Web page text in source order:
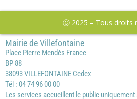
Ⓒ 2025 – Tous droits
Mairie de Villefontaine
Place Pierre Mendès France
BP 88
38093 VILLEFONTAINE Cedex
Tél : 04 74 96 00 00
Les services accueillent le public